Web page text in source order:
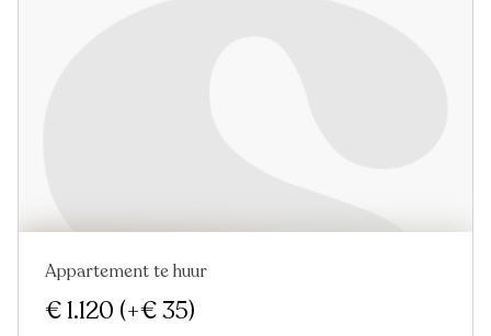
Nieuw
Appartement te huur
€ 1.120 (+€ 35)